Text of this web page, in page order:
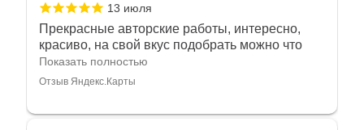
13 июля
Прекрасные авторские работы, интересно,
красиво, на свой вкус подобрать можно что
угодно
Показать полностью
Отзыв Яндекс.Карты